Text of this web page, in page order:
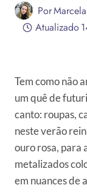
Por
Atualizado
Tem como não
um quê de
canto: roupas,
neste verão
ouro rosa, para
metalizados
em nuances de